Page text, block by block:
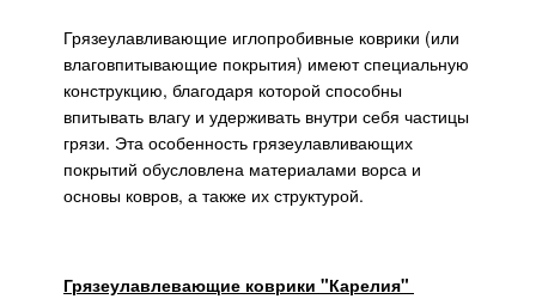
Грязеулавливающие иглопробивные коврики (или
влаговпитывающие покрытия) имеют специальную
конструкцию, благодаря которой способны
впитывать влагу и удерживать внутри себя частицы
грязи. Эта особенность грязеулавливающих
покрытий обусловлена материалами ворса и
основы ковров, а также их структурой.
Грязеулавлевающие коврики "Карелия"